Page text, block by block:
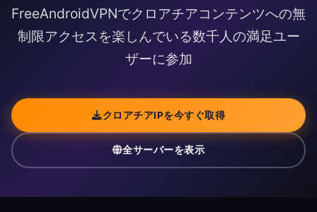
FreeAndroidVPNでクロアチアコンテンツへの無
制限アクセスを楽しんでいる数千人の満足ユー
ザーに参加
クロアチアIPを今すぐ取得
全サーバーを表示